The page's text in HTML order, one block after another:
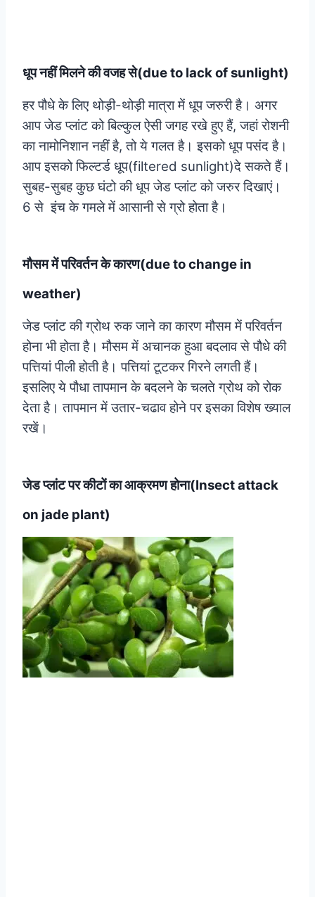
धूप नहीं मिलने की वजह से(due to lack of sunlight)
हर पौधे के लिए थोड़ी-थोड़ी मात्रा में धूप जरुरी है। अगर
आप जेड प्लांट को बिल्कुल ऐसी जगह रखे हुए हैं, जहां रोशनी
का नामोनिशान नहीं है, तो ये गलत है। इसको धूप पसंद है।
आप इसको फिल्टर्ड धूप(filtered sunlight)दे सकते हैं।
सुबह-सुबह कुछ घंटो की धूप जेड प्लांट को जरुर दिखाएं।
6 से इंच के गमले में आसानी से ग्रो होता है।
मौसम में परिवर्तन के कारण(due to change in
weather)
जेड प्लांट की ग्रोथ रुक जाने का कारण मौसम में परिवर्तन
होना भी होता है। मौसम में अचानक हुआ बदलाव से पौधे की
पत्तियां पीली होती है। पत्तियां टूटकर गिरने लगती हैं।
इसलिए ये पौधा तापमान के बदलने के चलते ग्रोथ को रोक
देता है। तापमान में उतार-चढाव होने पर इसका विशेष ख्याल
रखें।
जेड प्लांट पर कीटों का आक्रमण होना(Insect attack
on jade plant)